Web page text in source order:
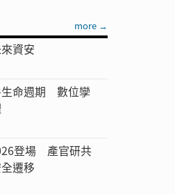
more →
資安
生命週期 數位孿
登場 產官研共
遷移